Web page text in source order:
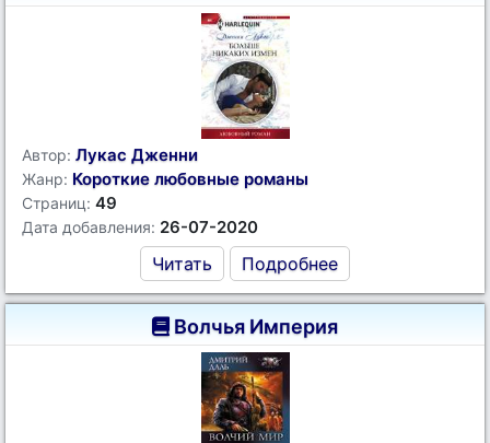
Автор: Лукас Дженни
Жанр: Короткие любовные романы
Страниц: 49
Дата добавления: 26-07-2020
Читать Подробнее
Волчья Империя